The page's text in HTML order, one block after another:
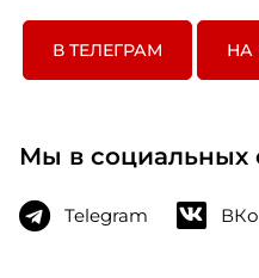
В ТЕЛЕГРАМ НА
Мы в социальных
Telegram